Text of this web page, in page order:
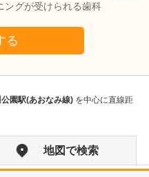
ングが受けられる歯科
る
園駅(あおなみ線) を中心に直線距
地図で検索